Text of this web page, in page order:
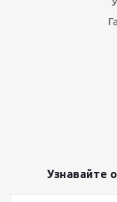
Узнавайте